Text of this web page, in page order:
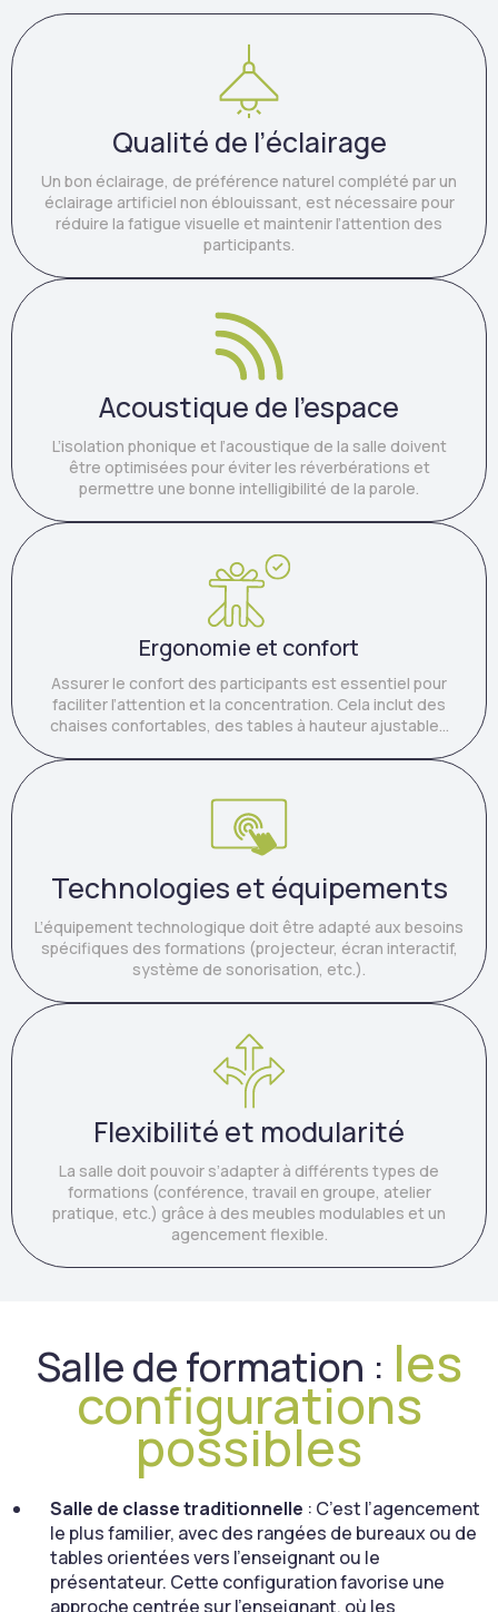
Qualité de l’éclairage
Un bon éclairage, de préférence naturel complété par un
éclairage artificiel non éblouissant, est nécessaire pour
réduire la fatigue visuelle et maintenir l’attention des
participants.
Acoustique de l'espace
L’isolation phonique et l’acoustique de la salle doivent
être optimisées pour éviter les réverbérations et
permettre une bonne intelligibilité de la parole.
Ergonomie et confort
Assurer le confort des participants est essentiel pour
faciliter l’attention et la concentration. Cela inclut des
chaises confortables, des tables à hauteur ajustable...
Technologies et équipements
L’équipement technologique doit être adapté aux besoins
spécifiques des formations (projecteur, écran interactif,
système de sonorisation, etc.).
Flexibilité et modularité
La salle doit pouvoir s’adapter à différents types de
formations (conférence, travail en groupe, atelier
pratique, etc.) grâce à des meubles modulables et un
agencement flexible.
Salle de formation : les
configurations
possibles
Salle de classe traditionnelle : C’est l’agencement
le plus familier, avec des rangées de bureaux ou de
tables orientées vers l’enseignant ou le
présentateur. Cette configuration favorise une
approche centrée sur l’enseignant, où les